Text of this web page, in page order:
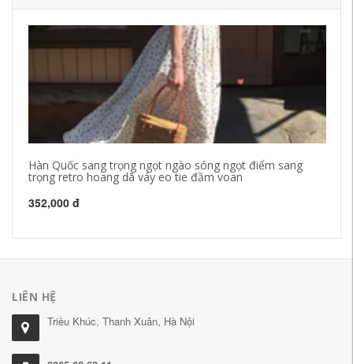
Hàn Quốc sang trọng ngọt ngào sóng ngọt điểm sang
trọng retro hoang dã váy eo tie đầm voan
352,000 đ
LIÊN HỆ
Triều Khúc, Thanh Xuân, Hà Nội